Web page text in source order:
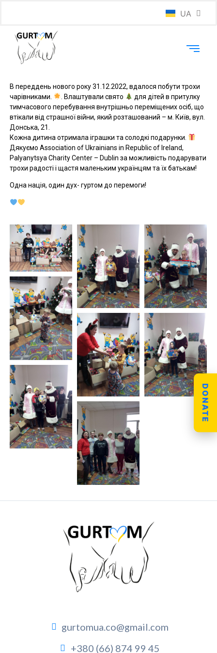
UA
EN
В переддень нового року 31.12.2022, вдалося побути трохи
чарівниками.
. Влаштували свято
для дітей в притулку
тимчасового перебування внутрішньо переміщених осіб, що
втікали від страшної війни, який розташований – м. Київ, вул.
Донська, 21.
Кожна дитина отримала іграшки та солодкі подарунки.
Дякуємо Association of Ukrainians in Republic of Ireland,
Palyanytsya Charity Center – Dublin за можливість подарувати
трохи радості і щастя маленьким українцям та їх батькам!
Одна нація, один дух- гуртом до перемоги!
gurtomua.co@gmail.com
+380 (66) 874 99 45
DONATE